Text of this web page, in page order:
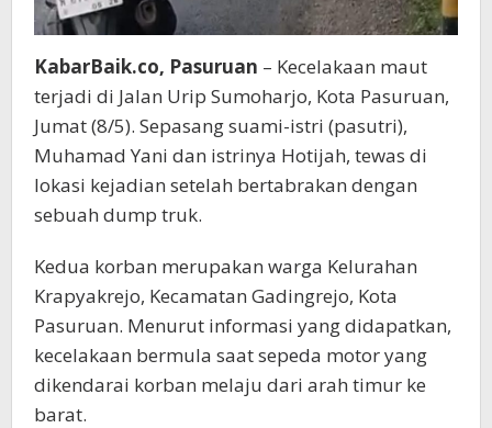
KabarBaik.co, Pasuruan – Kecelakaan maut
terjadi di Jalan Urip Sumoharjo, Kota Pasuruan,
Jumat (8/5). Sepasang suami-istri (pasutri),
Muhamad Yani dan istrinya Hotijah, tewas di
lokasi kejadian setelah bertabrakan dengan
sebuah dump truk.
Kedua korban merupakan warga Kelurahan
Krapyakrejo, Kecamatan Gadingrejo, Kota
Pasuruan. Menurut informasi yang didapatkan,
kecelakaan bermula saat sepeda motor yang
dikendarai korban melaju dari arah timur ke
barat.